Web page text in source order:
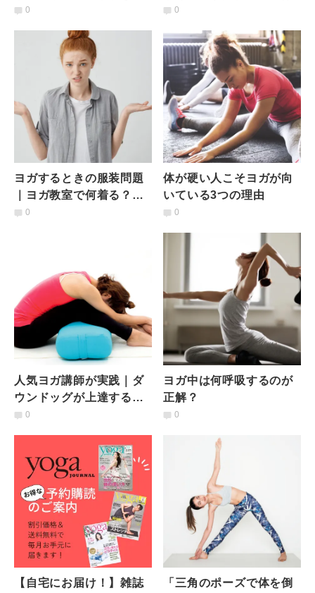
問11｜「すぐ寝てしまう
0 0
ヨガするときの服装問題
｜ヨガ教室で何着る？浮
かない＆動きやすい服装
0
体が硬い人こそヨガが向
いている3つの理由
0
人気ヨガ講師が実践｜ダ
ウンドッグが上達するウ
ォーミングアップ３つ
0
ヨガ中は何呼吸するのが
正解？
0
【自宅にお届け！】雑誌 「三角のポーズで体を倒